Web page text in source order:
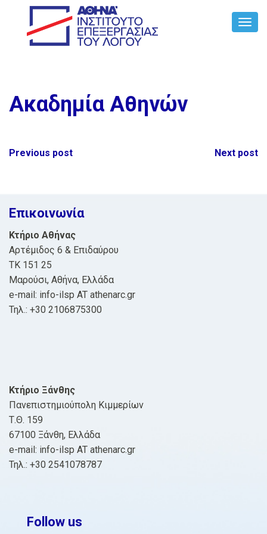
Ακαδημία Αθηνών
Post
Previous post Next post
Επικοινωνία
Κτήριο Αθήνας
Αρτέμιδος 6 & Επιδαύρου
ΤΚ 151 25
Μαρούσι, Αθήνα, Ελλάδα
e-mail: info-ilsp AT athenarc.gr
Τηλ.: +30 2106875300
Κτήριο Ξάνθης
Πανεπιστημιούπολη Κιμμερίων
Τ.Θ. 159
67100 Ξάνθη, Ελλάδα
e-mail: info-ilsp AT athenarc.gr
Τηλ.: +30 2541078787
Follow us